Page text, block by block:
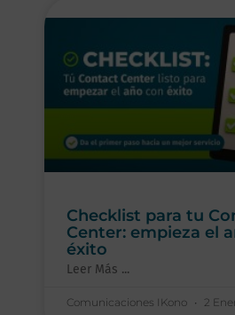
Checklist para tu
Center: empieza el
éxito
Leer Más ...
Comunicaciones IKono 2